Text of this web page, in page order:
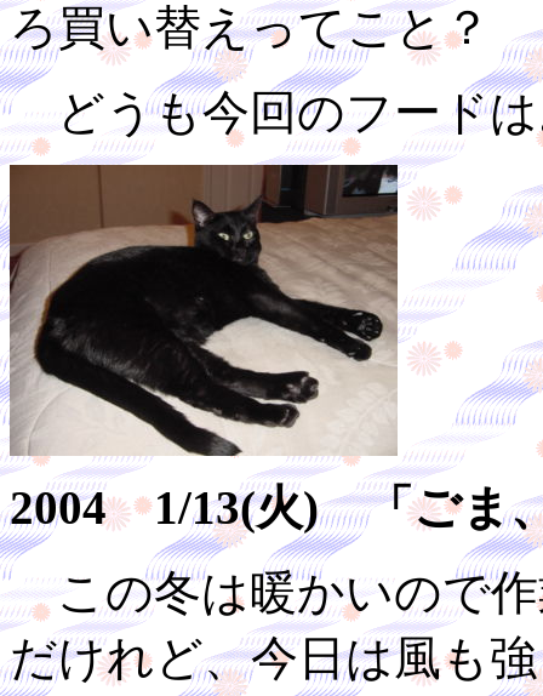
ろ買い替えってこと？
どうも今回のフードは
2004 1/13(火) 「ごま
この冬は暖かいので作
だけれど、今日は風も